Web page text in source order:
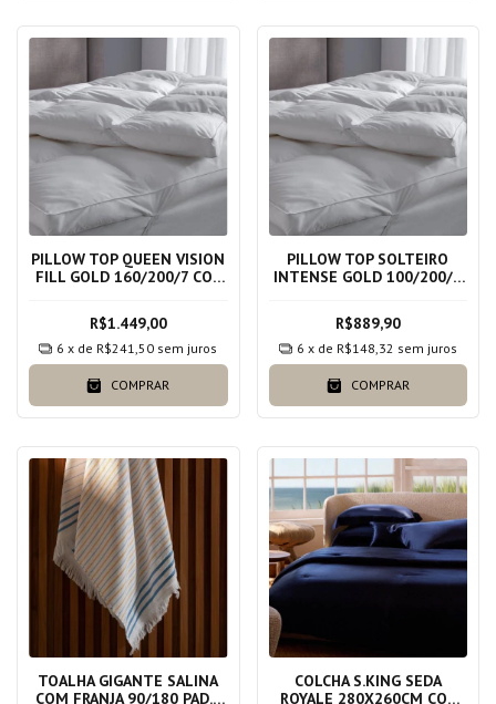
PILLOW TOP QUEEN VISION
FILL GOLD 160/200/7 COR
R$1.449,00
6 x de R$241,50 sem juros
COMPRAR
PILLOW TOP SOLTEIRO
INTENSE GOLD 100/200/7
R$889,90
6 x de R$148,32 sem juros
COMPRAR
TOALHA GIGANTE SALINA
COM FRANJA 90/180 PAD.1
COLCHA S.KING SEDA
ROYALE 280X260CM COR